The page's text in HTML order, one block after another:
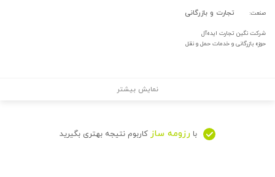
صنعت: تجارت و بازرگانی
شرکت نگین تجارت ایده‌آل
حوزه بازرگانی و خدمات حمل و نقل
نمایش بیشتر
با رزومه ساز کاربوم نتیجه بهتری بگیرید